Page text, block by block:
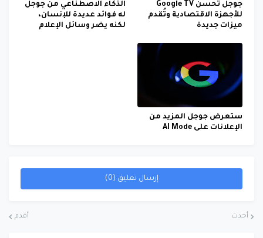
جوجل تُحسن Google TV
للأجهزة الاقتصادية وتُقدم
ميزات جديدة
الذكاء الاصطناعي من جوجل
له فوائد عديدة للإنسان،
لكنه يضر وسائل الإعلام
ستعرض جوجل المزيد من
الإعلانات على AI Mode
إرسال تعليق (0)
أحدث أقدم